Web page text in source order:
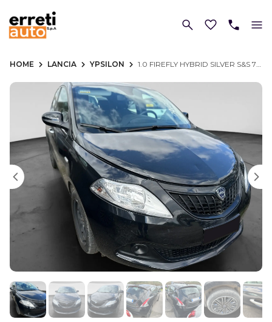
HOME LANCIA YPSILON 1.0 FIREFLY HYBRID SILVER S&S 70CV